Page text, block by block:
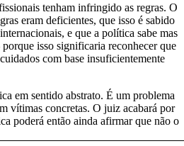
tenham infringido as regras. O
eram deficientes, que isso é sabido
e que a política sabe mas
isso significaria reconhecer que
com base insuficientemente
em sentido abstrato. É um problema
vítimas concretas. O juiz acabará por
poderá então ainda afirmar que não o